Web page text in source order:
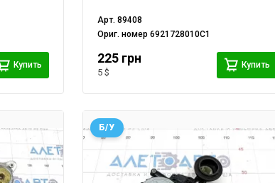
Купить
Арт. 89408
Ориг. номер 6921728010C1
225 грн
5 $
Купить
Б/У